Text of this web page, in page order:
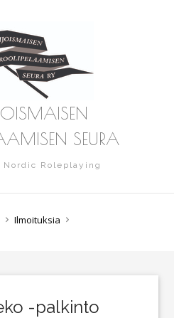
SEURA
Roleplaying
Ilmoituksia
-palkinto